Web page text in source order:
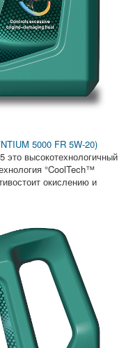
5000 FR 5W-20)
это высокотехнологичный
°CoolTech™
окислению и